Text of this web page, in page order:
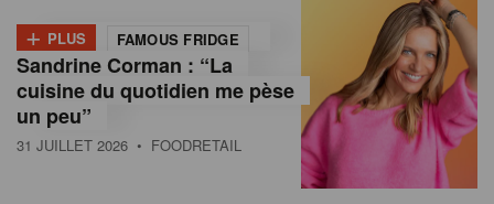
m
a
+ PLUS FAMOUS FRIDGE
Sandrine Corman : “La
cuisine du quotidien me pèse
un peu”
31 JUILLET 2026 • FOODRETAIL